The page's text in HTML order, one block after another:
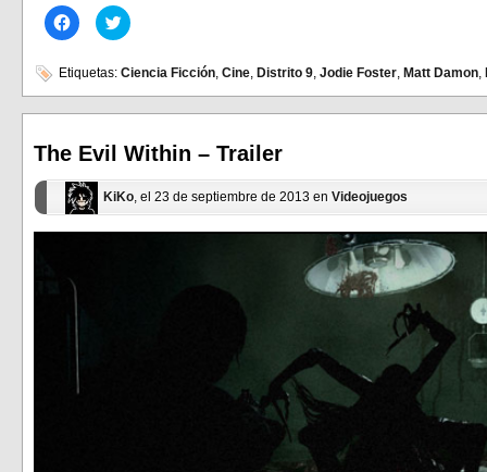
Haz
clic
en
Facebook
(Se
abre
ventana
nueva)
Haz
clic
en
(Se
abre
ventana
nueva)
Etiquetas: Ciencia Ficción, Cine, Distrito 9, Jodie Foster, Matt Damon,
The Evil Within – Trailer
KiKo, el 23 de septiembre de 2013 en Videojuegos